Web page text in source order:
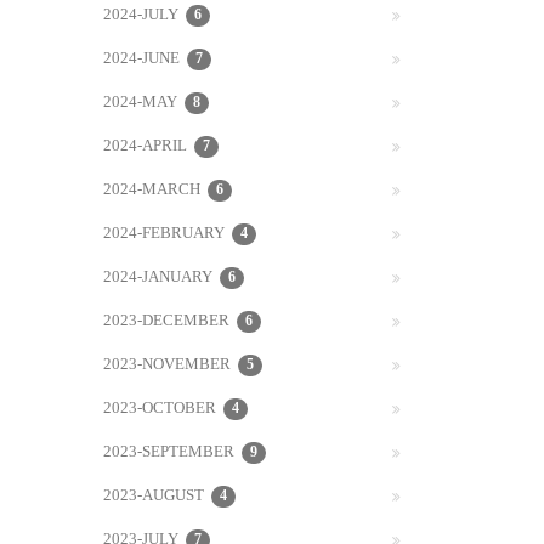
2024-JULY 6
2024-JUNE 7
2024-MAY 8
2024-APRIL 7
2024-MARCH 6
2024-FEBRUARY 4
2024-JANUARY 6
2023-DECEMBER 6
2023-NOVEMBER 5
2023-OCTOBER 4
2023-SEPTEMBER 9
2023-AUGUST 4